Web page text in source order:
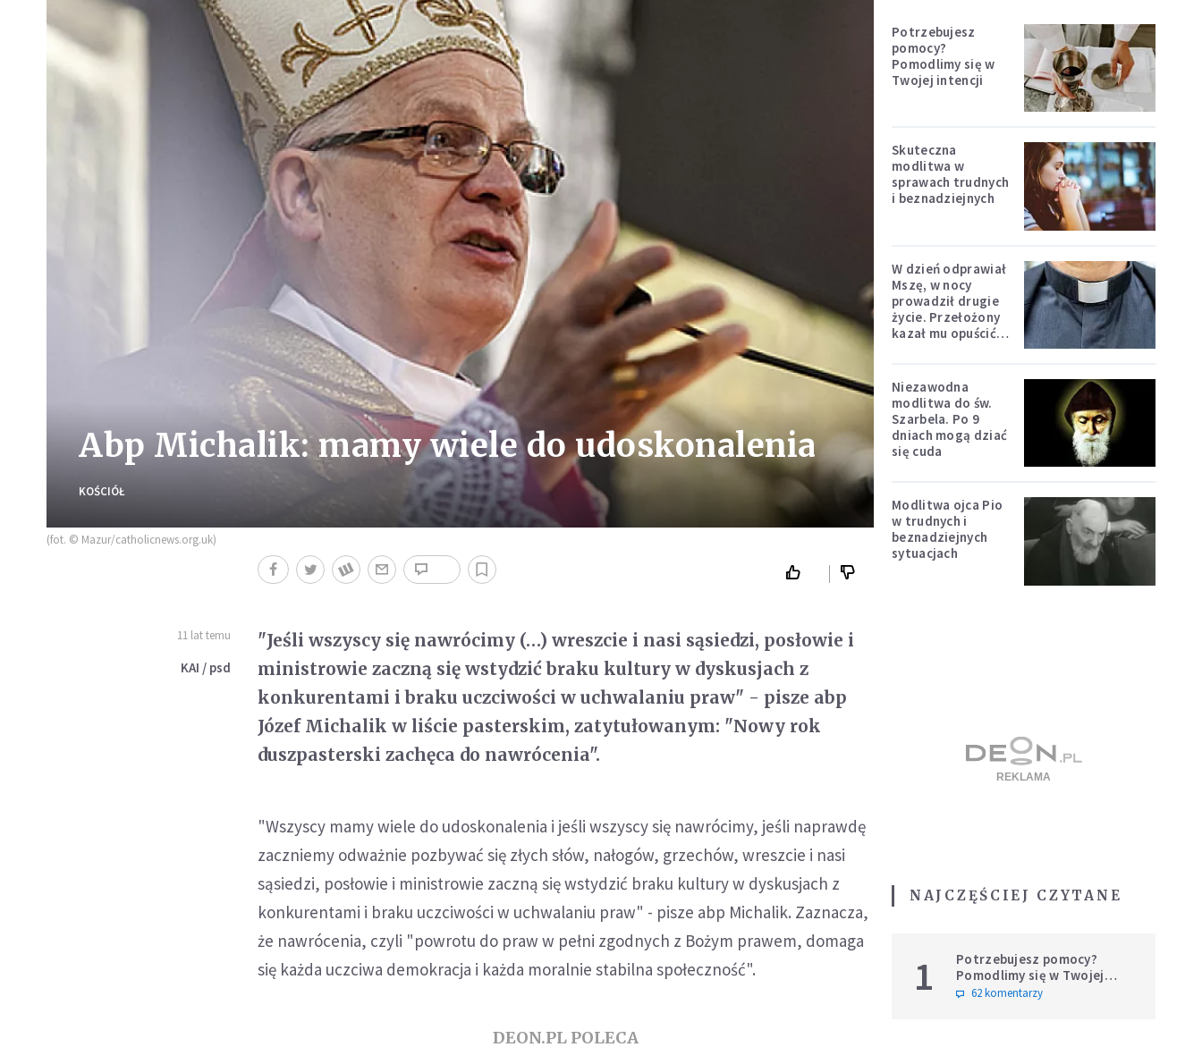
Abp Michalik: mamy wiele do udoskonalenia
KOŚCIÓŁ
(fot. © Mazur/catholicnews.org.uk)
11 lat temu
KAI / psd
"Jeśli wszyscy się nawrócimy (…) wreszcie i nasi sąsiedzi, posłowie i
ministrowie zaczną się wstydzić braku kultury w dyskusjach z
konkurentami i braku uczciwości w uchwalaniu praw" - pisze abp
Józef Michalik w liście pasterskim, zatytułowanym: "Nowy rok
duszpasterski zachęca do nawrócenia".
"Wszyscy mamy wiele do udoskonalenia i jeśli wszyscy się nawrócimy, jeśli naprawdę
zaczniemy odważnie pozbywać się złych słów, nałogów, grzechów, wreszcie i nasi
sąsiedzi, posłowie i ministrowie zaczną się wstydzić braku kultury w dyskusjach z
konkurentami i braku uczciwości w uchwalaniu praw" - pisze abp Michalik. Zaznacza,
że nawrócenia, czyli "powrotu do praw w pełni zgodnych z Bożym prawem, domaga
się każda uczciwa demokracja i każda moralnie stabilna społeczność".
DEON.PL POLECA
Potrzebujesz
pomocy?
Pomodlimy się w
Twojej intencji
Skuteczna
modlitwa w
sprawach trudnych
i beznadziejnych
W dzień odprawiał
Mszę, w nocy
prowadził drugie
życie. Przełożony
kazał mu opuścić
Niezawodna
modlitwa do św.
Szarbela. Po 9
dniach mogą dziać
się cuda
Modlitwa ojca Pio
w trudnych i
beznadziejnych
sytuacjach
NAJCZĘŚCIEJ CZYTANE
1
Potrzebujesz pomocy?
Pomodlimy się w Twojej
intencji
62 komentarzy